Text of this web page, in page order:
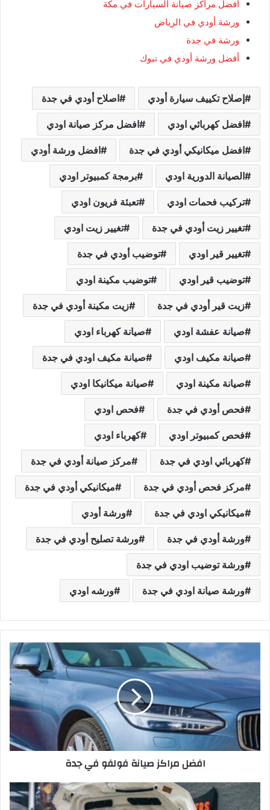
أفضل مراكز صيانة السيارات في مكة
ورشة أودي في الرياض
ورشة في جدة
أفضل ورشة أودي في تبوك
إصلاح تكييف سيارة أودي اصلاح أودي في جدة
افضل كهربائي اودي افضل مركز صيانة اودي
افضل ميكانيكي أودي في جدة افضل ورشة أودي
الصيانة الدورية اودي برمجة كمبيوتر اودي
تركيب فحمات اودي تعبئة فريون اودي
تغيير زيت أودي في جدة تغيير زيت اودي
تغيير قير اودي توضيب أودي في جدة
توضيب قير اودي توضيب مكينة اودي
زيت قير أودي في جدة زيت مكينة أودي في جدة
صيانة عفشة اودي صيانة كهرباء اودي
صيانة مكيف اودي صيانة مكيف اودي في جدة
صيانة مكينة اودي صيانة ميكانيكا اودي
فحص أودي في جدة فحص اودي
فحص كمبيوتر اودي كهرباء اودي
كهربائي اودي في جدة مركز صيانة أودي في جدة
مركز فحص أودي في جدة ميكانيكي أودي في جدة
ميكانيكي اودي في جدة ورشة أودي
ورشة أودي في جدة ورشة تصليح أودي في جدة
ورشة توضيب اودي في جدة
ورشة صيانة اودي في جدة ورشه اودي
ف
ض
م
ر
ك
ز
ن
افضل مراكز صيانة فولفو في جدة